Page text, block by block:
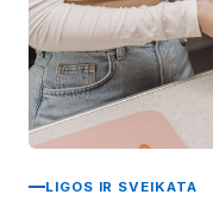
LIGOS IR SVEIKATA